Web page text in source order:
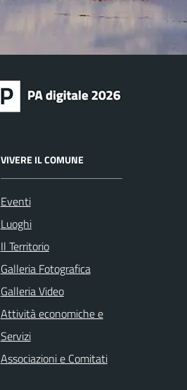
VIVERE IL COMUNE
Eventi
Luoghi
Il Territorio
Galleria Fotografica
Galleria Video
Attività economiche e
Servizi
Associazioni e Comitati